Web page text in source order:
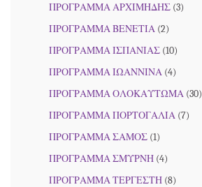
ΠΡΟΓΡΑΜΜΑ ΑΡΧΙΜΗΔΗΣ (3)
ΠΡΟΓΡΑΜΜΑ ΒΕΝΕΤΙΑ (2)
ΠΡΟΓΡΑΜΜΑ ΙΣΠΑΝΙΑΣ (10)
ΠΡΟΓΡΑΜΜΑ ΙΩΑΝΝΙΝΑ (4)
ΠΡΟΓΡΑΜΜΑ ΟΛΟΚΑΥΤΩΜΑ (30)
ΠΡΟΓΡΑΜΜΑ ΠΟΡΤΟΓΑΛΙΑ (7)
ΠΡΟΓΡΑΜΜΑ ΣΑΜΟΣ (1)
ΠΡΟΓΡΑΜΜΑ ΣΜΥΡΝΗ (4)
ΠΡΟΓΡΑΜΜΑ ΤΕΡΓΕΣΤΗ (8)